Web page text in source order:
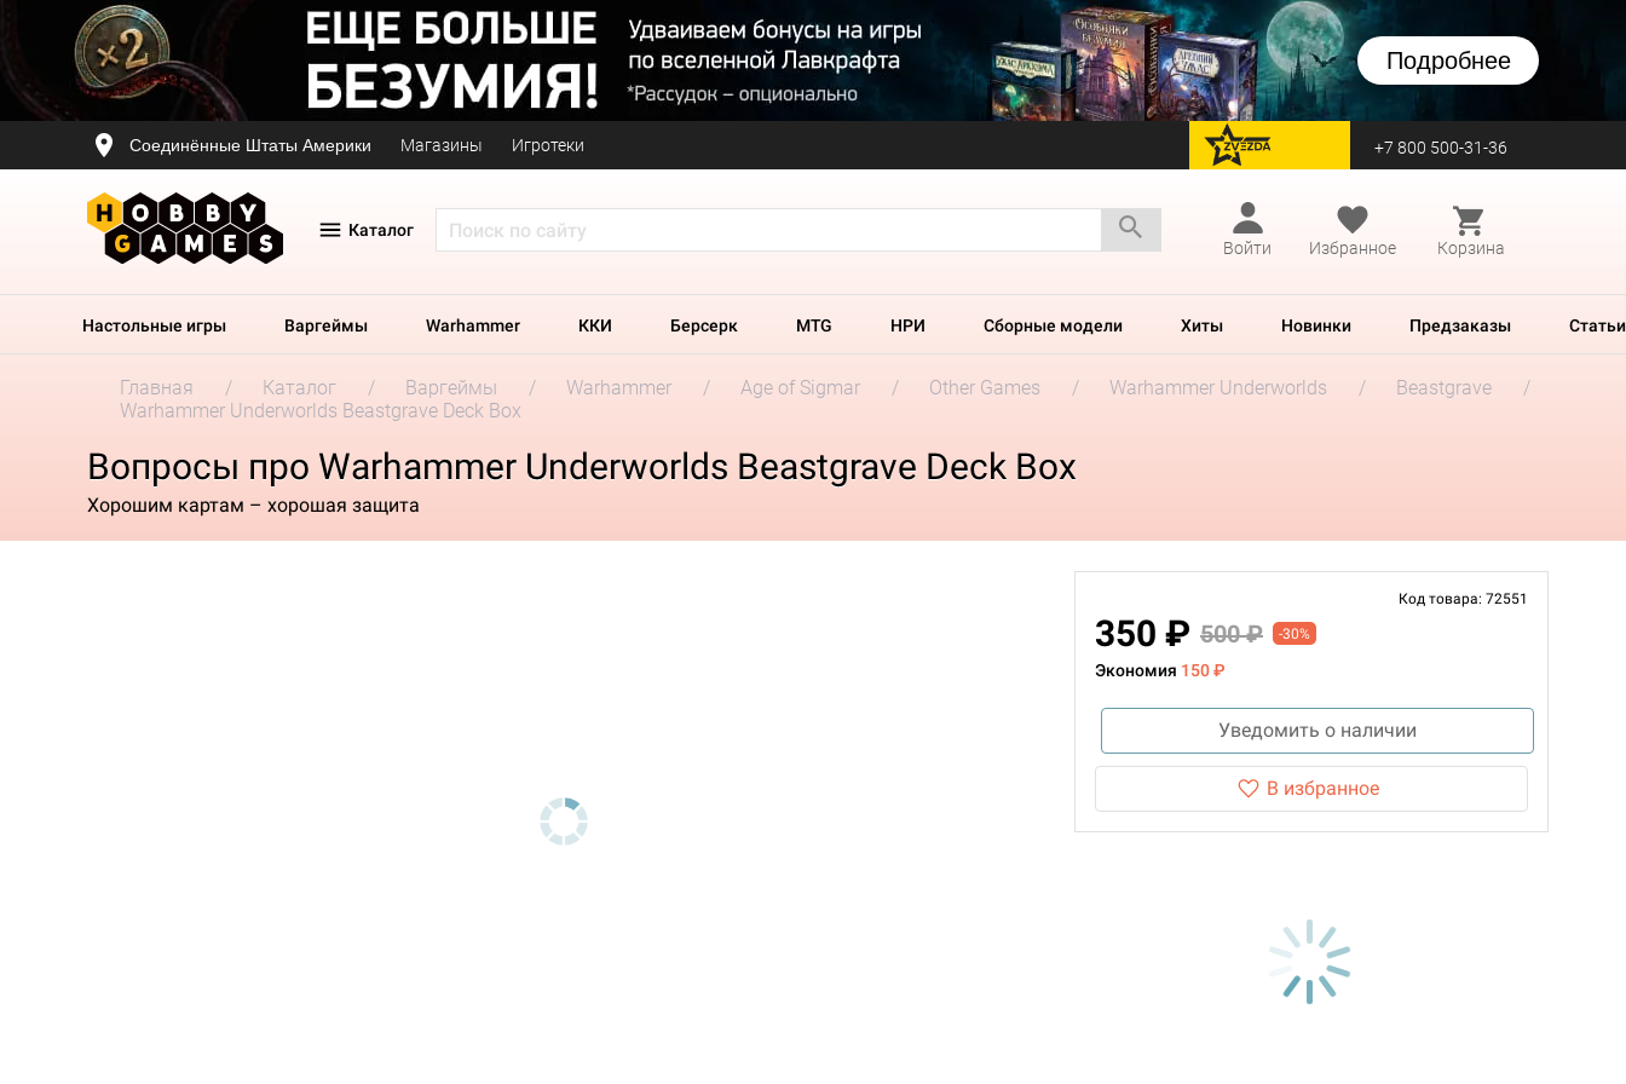
Подробнее
Соединённые Штаты Америки Магазины Игротеки перейти на Zvezda +7 800 500-31-36
Каталог
Войти
Избранное Корзина
Настольные игры Варгеймы Warhammer ККИ Берсерк MTG НРИ Сборные модели Хиты Новинки Предзаказы Статьи
Главная Каталог Варгеймы Warhammer Age of Sigmar Other Games Warhammer Underworlds
Beastgrave
Warhammer Underworlds Beastgrave Deck Box
Вопросы про Warhammer Underworlds Beastgrave Deck Box
Хорошим картам – хорошая защита
Код товара: 72551
350 ₽ 500 ₽ -30%
Экономия 150 ₽
Уведомить о наличии
В избранное